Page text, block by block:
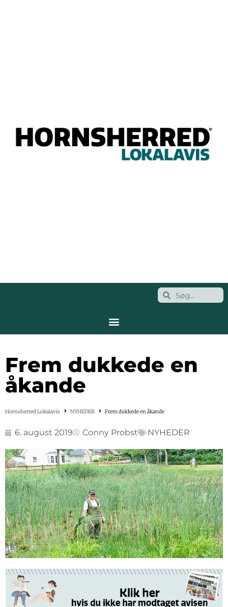
Frem dukkede en
åkande
Hornsherred Lokalavis NYHEDER Frem dukkede en åkande
6. august 2019 Conny Probst NYHEDER